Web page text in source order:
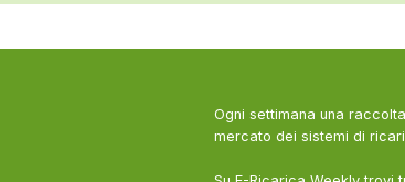
Ogni settimana una
mercato dei sistemi di